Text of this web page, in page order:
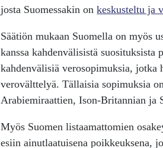
josta Suomessakin onkeskusteltu ja
Säätiön mukaan Suomella on myös
kanssa kahdenvälisistä suosituksista
kahdenvälisiä verosopimuksia, jotka
verovälttelyä. Tällaisia sopimuksia
Arabiemiraattien, Ison-Britannian ja
Myös Suomen listaamattomien
esiin ainutlaatuisena poikkeuksena,